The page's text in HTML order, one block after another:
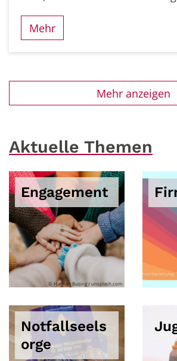
Mehr
Mehr anzeigen
Aktuelle Themen
Engagement
© Hannah Busing / unsplash.com
Notfallseels
orge